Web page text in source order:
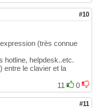
#10
(très connue
hotline, helpdesk..etc.
entre le clavier et la
11
0
#11